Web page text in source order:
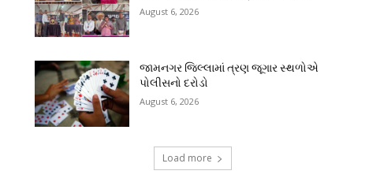
August 6, 2026
જામનગર જિલ્લામાં ત્રણ જૂગાર સ્થળોએ
પોલીસનો દરોડો
August 6, 2026
Load more